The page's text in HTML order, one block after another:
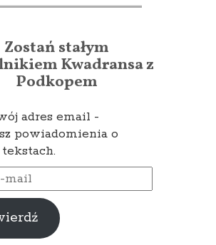
Zostań stałym
Kwadransa z
Podkopem
adres email -
powiadomienia o